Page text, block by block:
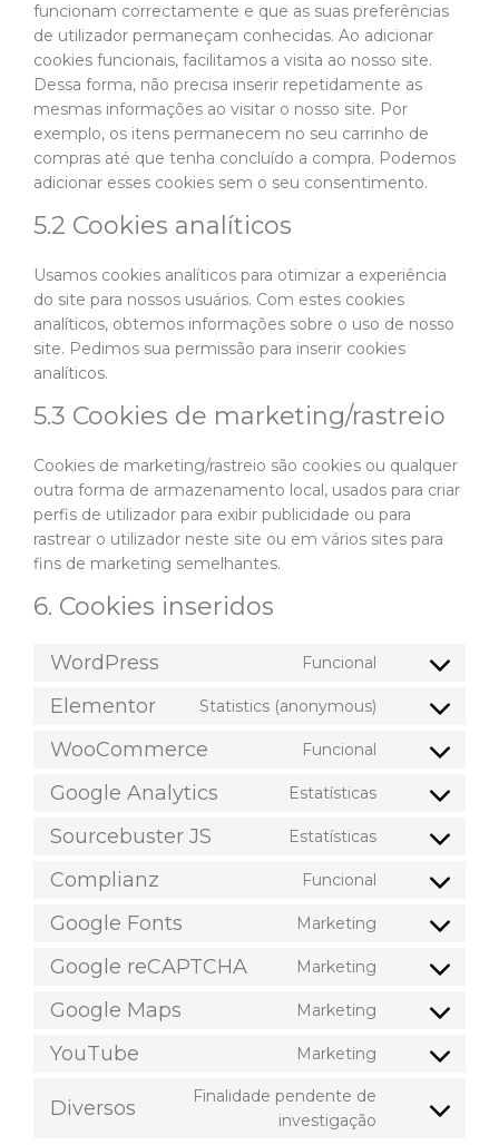
funcionam correctamente e que as suas preferências
de utilizador permaneçam conhecidas. Ao adicionar
cookies funcionais, facilitamos a visita ao nosso site.
Dessa forma, não precisa inserir repetidamente as
mesmas informações ao visitar o nosso site. Por
exemplo, os itens permanecem no seu carrinho de
compras até que tenha concluído a compra. Podemos
adicionar esses cookies sem o seu consentimento.
5.2 Cookies analíticos
Usamos cookies analíticos para otimizar a experiência
do site para nossos usuários. Com estes cookies
analíticos, obtemos informações sobre o uso de nosso
site. Pedimos sua permissão para inserir cookies
analíticos.
5.3 Cookies de marketing/rastreio
Cookies de marketing/rastreio são cookies ou qualquer
outra forma de armazenamento local, usados para criar
perfis de utilizador para exibir publicidade ou para
rastrear o utilizador neste site ou em vários sites para
fins de marketing semelhantes.
6. Cookies inseridos
WordPress Funcional
Elementor Statistics (anonymous)
WooCommerce Funcional
Google Analytics Estatísticas
Sourcebuster JS Estatísticas
Complianz Funcional
Google Fonts Marketing
Google reCAPTCHA Marketing
Google Maps Marketing
YouTube Marketing
Diversos
Finalidade pendente de
investigação